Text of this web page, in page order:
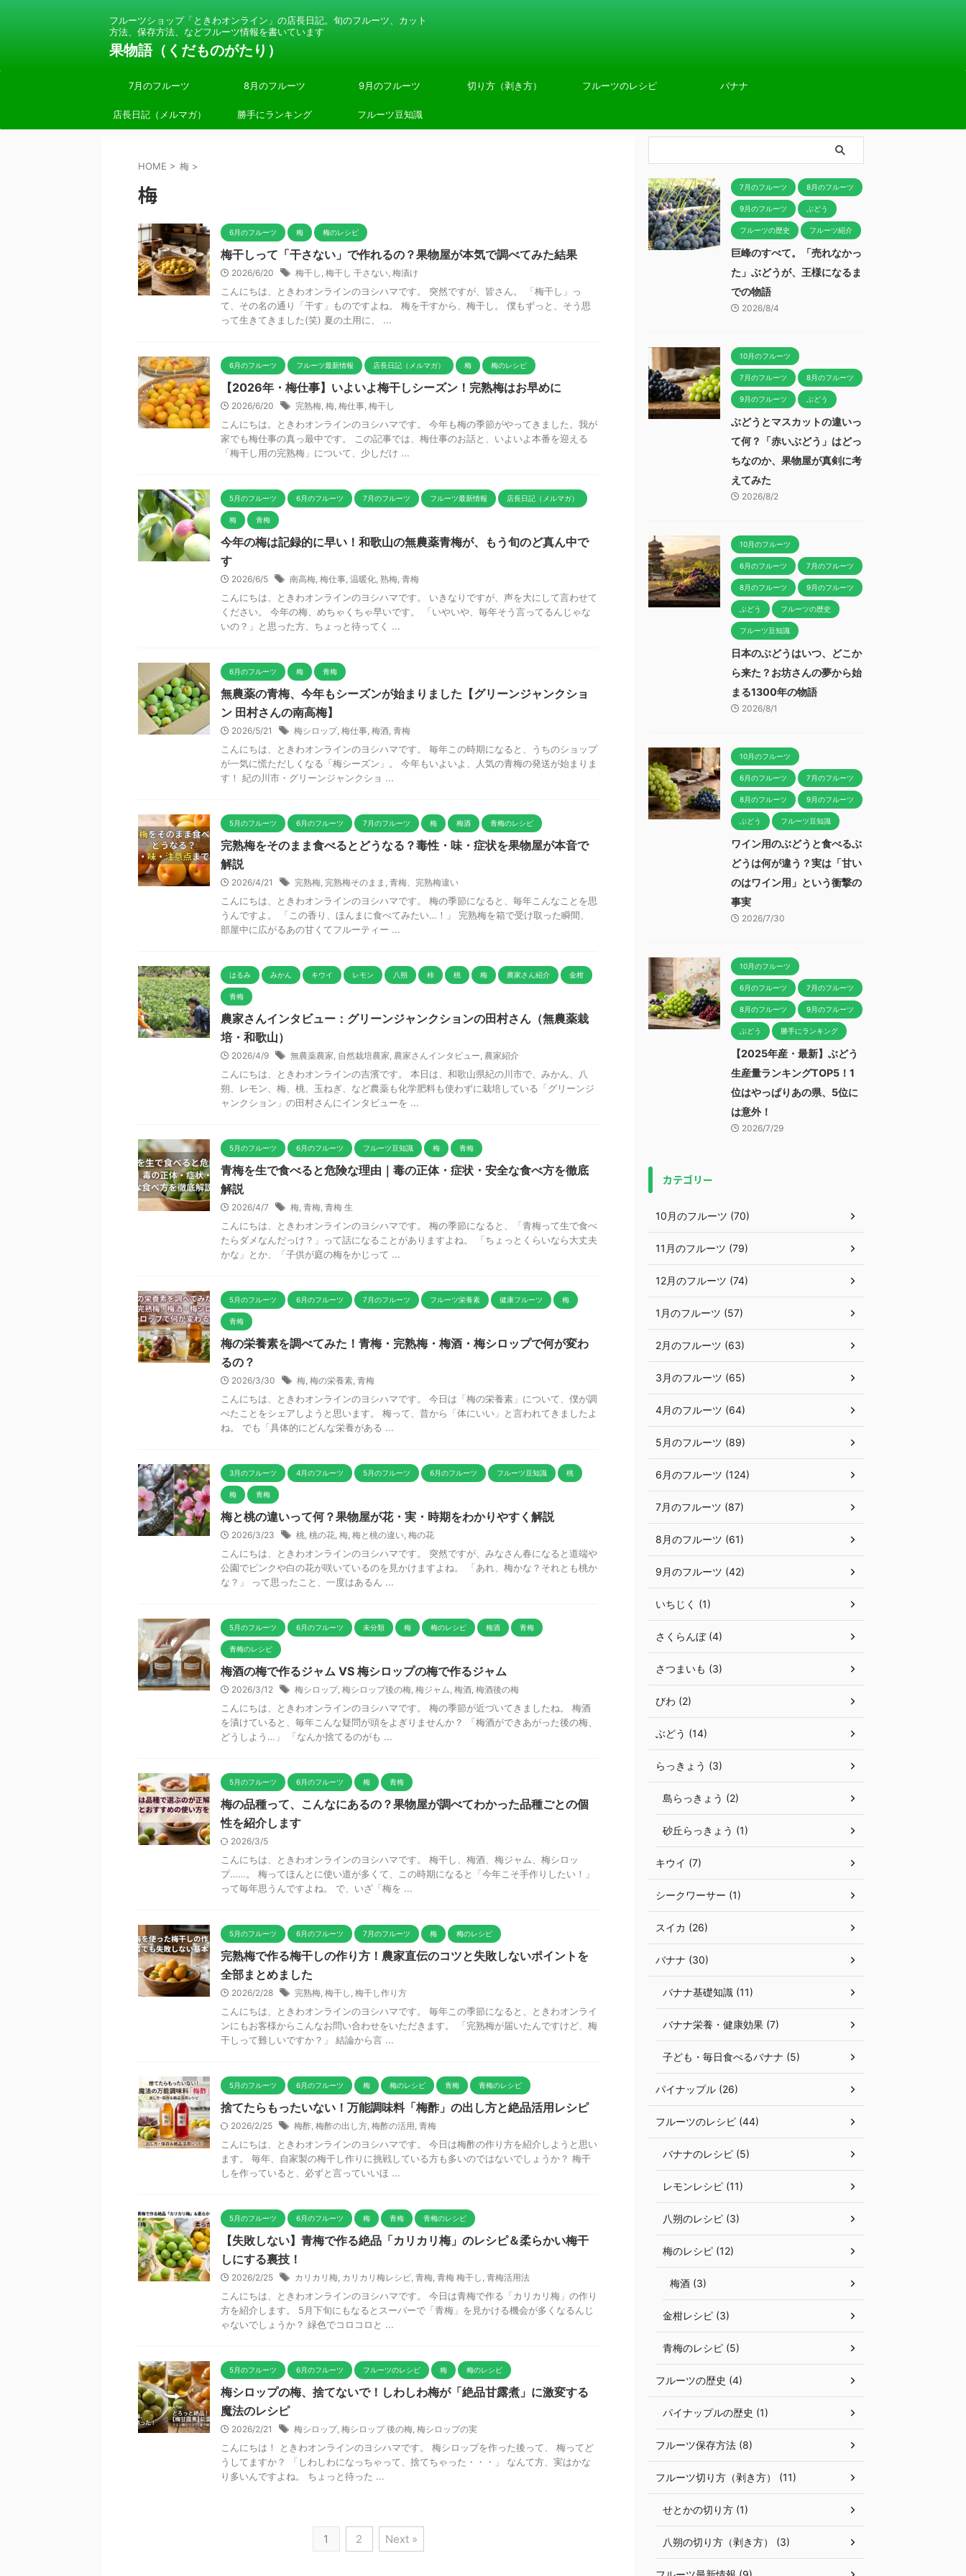
フルーツショップ「ときわオンライン」の店長日記。旬のフルーツ、カット
方法、保存方法、などフルーツ情報を書いています
果物語（くだものがたり）
7月のフルーツ 8月のフルーツ 9月のフルーツ 切り方（剥き方） フルーツのレシピ バナナ
店長日記（メルマガ） 勝手にランキング フルーツ豆知識
HOME > 梅 >
梅
6月のフルーツ 梅 梅のレシピ
梅干しって「干さない」で作れるの？果物屋が本気で調べてみた結果
2026/6/20 梅干し , 梅干し 干さない, 梅漬け
こんにちは、ときわオンラインのヨシハマです。 突然ですが、皆さん。 「梅干し」っ
て、その名の通り「干す」ものですよね。 梅を干すから、梅干し。 僕もずっと、そう思
って生きてきました(笑) 夏の土用に、 ...
6月のフルーツ フルーツ最新情報 店長日記（メルマガ） 梅 梅のレシピ
【2026年・梅仕事】いよいよ梅干しシーズン！完熟梅はお早めに
2026/6/20 完熟梅, 梅, 梅仕事, 梅干し
こんにちは。ときわオンラインのヨシハマです。 今年も梅の季節がやってきました。我が
家でも梅仕事の真っ最中です。 この記事では、梅仕事のお話と、いよいよ本番を迎える
「梅干し用の完熟梅」について、少しだけ ...
5月のフルーツ 6月のフルーツ 7月のフルーツ フルーツ最新情報 店長日記（メルマガ）
梅 青梅
今年の梅は記録的に早い！和歌山の無農薬青梅が、もう旬のど真ん中で
す
2026/6/5 南高梅, 梅仕事, 温暖化, 熟梅, 青梅
こんにちは、ときわオンラインのヨシハマです。 いきなりですが、声を大にして言わせて
ください。 今年の梅、めちゃくちゃ早いです。 「いやいや、毎年そう言ってるんじゃな
いの？」と思った方、ちょっと待ってく ...
6月のフルーツ 梅 青梅
無農薬の青梅、今年もシーズンが始まりました【グリーンジャンクショ
ン 田村さんの南高梅】
2026/5/21 梅シロップ, 梅仕事, 梅酒, 青梅
こんにちは、ときわオンラインのヨシハマです。 毎年この時期になると、うちのショップ
が一気に慌ただしくなる「梅シーズン」。 今年もいよいよ、人気の青梅の発送が始まりま
す！ 紀の川市・グリーンジャンクショ ...
5月のフルーツ 6月のフルーツ 7月のフルーツ 梅 梅酒 青梅のレシピ
完熟梅をそのまま食べるとどうなる？毒性・味・症状を果物屋が本音で
解説
2026/4/21 完熟梅, 完熟梅そのまま , 青梅、完熟梅違い
こんにちは、ときわオンラインのヨシハマです。 梅の季節になると、毎年こんなことを思
うんですよ。 「この香り、ほんまに食べてみたい…！」 完熟梅を箱で受け取った瞬間、
部屋中に広がるあの甘くてフルーティー ...
はるみ みかん キウイ レモン 八朔 柿 桃 梅 農家さん紹介 金柑
青梅
農家さんインタビュー：グリーンジャンクションの田村さん（無農薬栽
培・和歌山）
2026/4/9 無農薬農家, 自然栽培農家, 農家さんインタビュー, 農家紹介
こんにちは、ときわオンラインの吉濱です。 本日は、和歌山県紀の川市で、みかん、八
朔、レモン、梅、桃、玉ねぎ、など農薬も化学肥料も使わずに栽培している「グリーンジ
ャンクション」の田村さんにインタビューを ...
5月のフルーツ 6月のフルーツ フルーツ豆知識 梅 青梅
青梅を生で食べると危険な理由｜毒の正体・症状・安全な食べ方を徹底
解説
2026/4/7 梅, 青梅, 青梅 生
こんにちは、ときわオンラインのヨシハマです。 梅の季節になると、「青梅って生で食べ
たらダメなんだっけ？」って話になることがありますよね。 「ちょっとくらいなら大丈夫
かな」とか、「子供が庭の梅をかじって ...
5月のフルーツ 6月のフルーツ 7月のフルーツ フルーツ栄養素 健康フルーツ 梅
青梅
梅の栄養素を調べてみた！青梅・完熟梅・梅酒・梅シロップで何が変わ
るの？
2026/3/30 梅, 梅の栄養素, 青梅
こんにちは、ときわオンラインのヨシハマです。 今日は「梅の栄養素」について、僕が調
べたことをシェアしようと思います。 梅って、昔から「体にいい」と言われてきましたよ
ね。 でも「具体的にどんな栄養がある ...
3月のフルーツ 4月のフルーツ 5月のフルーツ 6月のフルーツ フルーツ豆知識 桃
梅 青梅
梅と桃の違いって何？果物屋が花・実・時期をわかりやすく解説
2026/3/23 桃, 桃の花, 梅, 梅と桃の違い, 梅の花
こんにちは、ときわオンラインのヨシハマです。 突然ですが、みなさん春になると道端や
公園でピンクや白の花が咲いているのを見かけますよね。 「あれ、梅かな？それとも桃か
な？」 って思ったこと、一度はあるん ...
5月のフルーツ 6月のフルーツ 未分類 梅 梅のレシピ 梅酒 青梅
青梅のレシピ
梅酒の梅で作るジャム VS 梅シロップの梅で作るジャム
2026/3/12 梅シロップ, 梅シロップ後の梅, 梅ジャム, 梅酒, 梅酒後の梅
こんにちは、ときわオンラインのヨシハマです。 梅の季節が近づいてきましたね。 梅酒
を漬けていると、毎年こんな疑問が頭をよぎりませんか？ 「梅酒ができあがった後の梅、
どうしよう…」 「なんか捨てるのがも ...
5月のフルーツ 6月のフルーツ 梅 青梅
梅の品種って、こんなにあるの？果物屋が調べてわかった品種ごとの個
性を紹介します
2026/3/5
こんにちは、ときわオンラインのヨシハマです。 梅干し、梅酒、梅ジャム、梅シロッ
プ……。 梅ってほんとに使い道が多くて、この時期になると「今年こそ手作りしたい！」
って毎年思うんですよね。 で、いざ「梅を ...
5月のフルーツ 6月のフルーツ 7月のフルーツ 梅 梅のレシピ
完熟梅で作る梅干しの作り方！農家直伝のコツと失敗しないポイントを
全部まとめました
2026/2/28 完熟梅, 梅干し , 梅干し作り方
こんにちは、ときわオンラインのヨシハマです。 毎年この季節になると、ときわオンライ
ンにもお客様からこんなお問い合わせをいただきます。 「完熟梅が届いたんですけど、梅
干しって難しいですか？」 結論から言 ...
5月のフルーツ 6月のフルーツ 梅 梅のレシピ 青梅 青梅のレシピ
捨てたらもったいない！万能調味料「梅酢」の出し方と絶品活用レシピ
2026/2/25 梅酢, 梅酢の出し方, 梅酢の活用, 青梅
こんにちは、ときわオンラインのヨシハマです。 今日は梅酢の作り方を紹介しようと思い
ます。 毎年、自家製の梅干し作りに挑戦している方も多いのではないでしょうか？ 梅干
しを作っていると、必ずと言っていいほ ...
5月のフルーツ 6月のフルーツ 梅 青梅 青梅のレシピ
【失敗しない】青梅で作る絶品「カリカリ梅」のレシピ＆柔らかい梅干
しにする裏技！
2026/2/25 カリカリ梅, カリカリ梅レシピ, 青梅, 青梅 梅干し , 青梅活用法
こんにちは、ときわオンラインのヨシハマです。 今日は青梅で作る「カリカリ梅」の作り
方を紹介します。 5月下旬にもなるとスーパーで「青梅」を見かける機会が多くなるんじ
ゃないでしょうか？ 緑色でコロコロと ...
5月のフルーツ 6月のフルーツ フルーツのレシピ 梅 梅のレシピ
梅シロップの梅、捨てないで！しわしわ梅が「絶品甘露煮」に激変する
魔法のレシピ
2026/2/21 梅シロップ, 梅シロップ 後の梅, 梅シロップの実
こんにちは！ ときわオンラインのヨシハマです。 梅シロップを作った後って、 梅ってど
うしてますか？ 「しわしわになっちゃって、捨てちゃった・・・」 なんて方、実はかな
り多いんですよね。 ちょっと待った ...
1 2 Next »
7月のフルーツ 8月のフルーツ
9月のフルーツ ぶどう
フルーツの歴史 フルーツ紹介
巨峰のすべて。「売れなかっ
た」ぶどうが、王様になるま
での物語
2026/8/4
10月のフルーツ
7月のフルーツ 8月のフルーツ
9月のフルーツ ぶどう
ぶどうとマスカットの違いっ
て何？「赤いぶどう」はどっ
ちなのか、果物屋が真剣に考
えてみた
2026/8/2
10月のフルーツ
6月のフルーツ 7月のフルーツ
8月のフルーツ 9月のフルーツ
ぶどう フルーツの歴史
フルーツ豆知識
日本のぶどうはいつ、どこか
ら来た？お坊さんの夢から始
まる1300年の物語
2026/8/1
10月のフルーツ
6月のフルーツ 7月のフルーツ
8月のフルーツ 9月のフルーツ
ぶどう フルーツ豆知識
ワイン用のぶどうと食べるぶ
どうは何が違う？実は「甘い
のはワイン用」という衝撃の
事実
2026/7/30
10月のフルーツ
6月のフルーツ 7月のフルーツ
8月のフルーツ 9月のフルーツ
ぶどう 勝手にランキング
【2025年産・最新】ぶどう
生産量ランキングTOP5！1
位はやっぱりあの県、5位に
は意外！
2026/7/29
カテゴリー
10月のフルーツ (70)
11月のフルーツ (79)
12月のフルーツ (74)
1月のフルーツ (57)
2月のフルーツ (63)
3月のフルーツ (65)
4月のフルーツ (64)
5月のフルーツ (89)
6月のフルーツ (124)
7月のフルーツ (87)
8月のフルーツ (61)
9月のフルーツ (42)
いちじく (1)
さくらんぼ (4)
さつまいも (3)
びわ (2)
ぶどう (14)
らっきょう (3)
島らっきょう (2)
砂丘らっきょう (1)
キウイ (7)
シークワーサー (1)
スイカ (26)
バナナ (30)
バナナ基礎知識 (11)
バナナ栄養・健康効果 (7)
子ども・毎日食べるバナナ (5)
パイナップル (26)
フルーツのレシピ (44)
バナナのレシピ (5)
レモンレシピ (11)
八朔のレシピ (3)
梅のレシピ (12)
梅酒 (3)
金柑レシピ (3)
青梅のレシピ (5)
フルーツの歴史 (4)
パイナップルの歴史 (1)
フルーツ保存方法 (8)
フルーツ切り方（剥き方） (11)
せとかの切り方 (1)
八朔の切り方（剥き方） (3)